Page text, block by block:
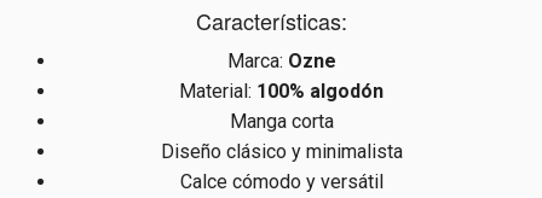
Características:
Marca: Ozne
Material: 100% algodón
Manga corta
Diseño clásico y minimalista
Calce cómodo y versátil